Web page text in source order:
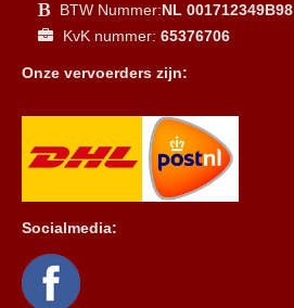
BTW Nummer:NL 001712349B98
KvK nummer: 65376706
Onze vervoerders zijn:
Socialmedia: